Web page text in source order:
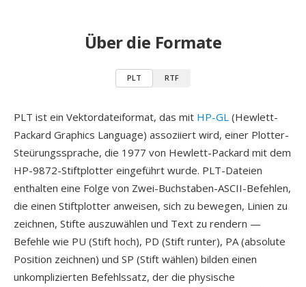
Über die Formate
PLT RTF
PLT ist ein Vektordateiformat, das mit HP-GL (Hewlett-
Packard Graphics Language) assoziiert wird, einer Plotter-
Steürungssprache, die 1977 von Hewlett-Packard mit dem
HP-9872-Stiftplotter eingeführt wurde. PLT-Dateien
enthalten eine Folge von Zwei-Buchstaben-ASCII-Befehlen,
die einen Stiftplotter anweisen, sich zu bewegen, Linien zu
zeichnen, Stifte auszuwählen und Text zu rendern —
Befehle wie PU (Stift hoch), PD (Stift runter), PA (absolute
Position zeichnen) und SP (Stift wählen) bilden einen
unkomplizierten Befehlssatz, der die physische